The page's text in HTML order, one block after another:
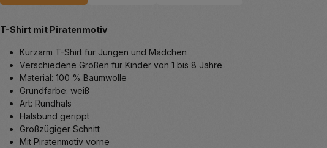
T-Shirt mit Piratenmotiv
Kurzarm T-Shirt für Jungen und Mädchen
Verschiedene Größen für Kinder von 1 bis 8 Jahre
Material: 100 % Baumwolle
Grundfarbe: weiß
Art: Rundhals
Halsbund gerippt
Großzügiger Schnitt
Mit Piratenmotiv vorne